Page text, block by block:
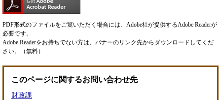
PDF形式のファイルをご覧いただく場合には、Adobe社が提供するAdobe Readerが
必要です。
Adobe Readerをお持ちでない方は、バナーのリンク先からダウンロードしてくだ
さい。（無料）
このページに関するお問い合わせ先
財政課